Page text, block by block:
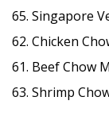
65. Singapore
62. Chicken
61. Beef Chow
63. Shrimp